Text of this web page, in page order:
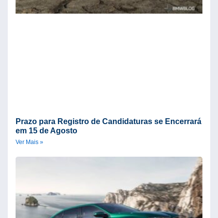
Prazo para Registro de Candidaturas se Encerrará
em 15 de Agosto
Ver Mais »